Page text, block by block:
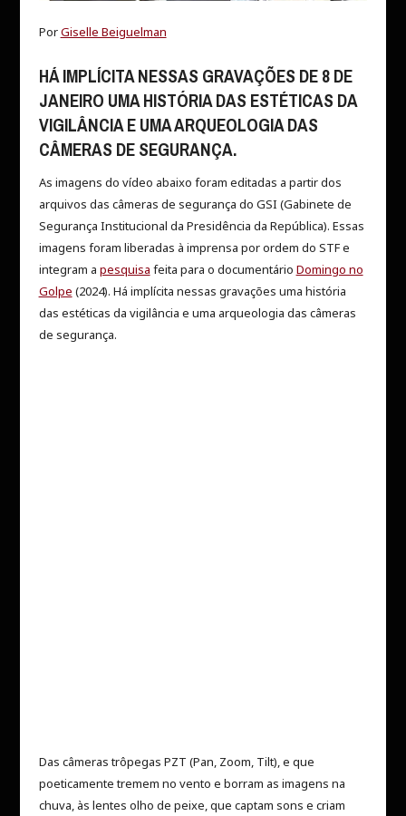
PorGiselle Beiguelman
HÁ IMPLÍCITA NESSAS GRAVAÇÕES DE 8 DE
JANEIRO UMA HISTÓRIA DAS ESTÉTICAS DA
VIGILÂNCIA E UMA ARQUEOLOGIA DAS
CÂMERAS DE SEGURANÇA.
As imagens do vídeo abaixo foram editadas a partir dos
arquivos das câmeras de segurança do GSI (Gabinete de
Segurança Institucional da Presidência da República). Essas
imagens foram liberadas à imprensa por ordem do STF e
integram a pesquisa feita para o documentário Domingo no
Golpe (2024). Há implícita nessas gravações uma história
das estéticas da vigilância e uma arqueologia das câmeras
de segurança.
Das câmeras trôpegas PZT (Pan, Zoom, Tilt), e que
poeticamente tremem no vento e borram as imagens na
chuva, às lentes olho de peixe, que captam sons e criam